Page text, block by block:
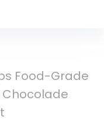
Food-Grade
Chocolade